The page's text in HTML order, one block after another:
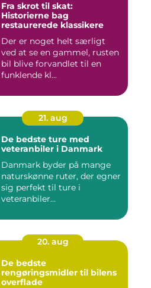
Fra skrot til skat:
Historierne bag
restaurerede klassikere
Der er noget helt særligt
ved at se en gammel, rusten
bil blive forvandlet til en
funklende kl...
21. aug
De bedste ture med
veteranbiler i Danmark
Danmark byder på mange
naturskønne ruter, der egner
sig perfekt til ture i
veteranbiler...
20. aug
De bedste
rengøringsmidler til bilens
overflade